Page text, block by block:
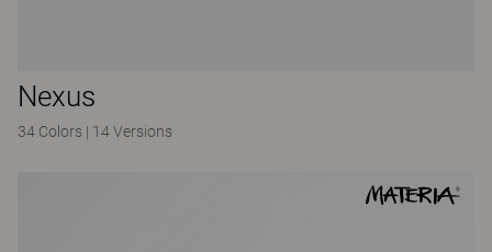
Nexus
34 Colors | 14 Versions